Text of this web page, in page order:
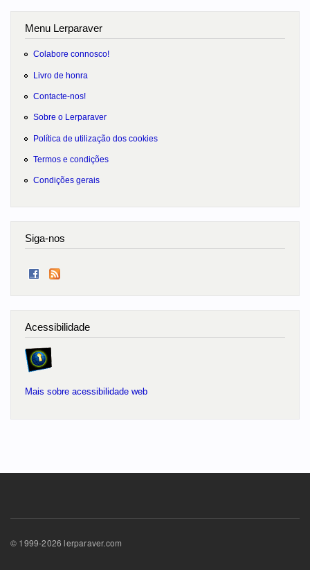
Menu Lerparaver
Colabore connosco!
Livro de honra
Contacte-nos!
Sobre o Lerparaver
Política de utilização dos cookies
Termos e condições
Condições gerais
Siga-nos
Acessibilidade
Mais sobre acessibilidade web
© 1999-2026 lerparaver.com